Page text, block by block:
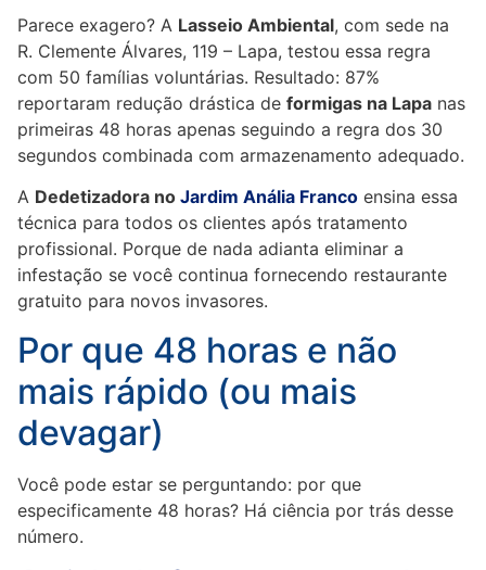
Parece exagero? A Lasseio Ambiental, com sede na
R. Clemente Álvares, 119 – Lapa, testou essa regra
com 50 famílias voluntárias. Resultado: 87%
reportaram redução drástica de formigas na Lapa nas
primeiras 48 horas apenas seguindo a regra dos 30
segundos combinada com armazenamento adequado.
A Dedetizadora no Jardim Anália Franco ensina essa
técnica para todos os clientes após tratamento
profissional. Porque de nada adianta eliminar a
infestação se você continua fornecendo restaurante
gratuito para novos invasores.
Por que 48 horas e não
mais rápido (ou mais
devagar)
Você pode estar se perguntando: por que
especificamente 48 horas? Há ciência por trás desse
número.